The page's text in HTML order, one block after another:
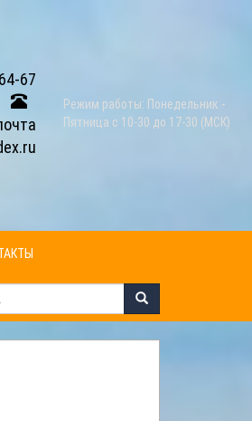
67
Режим работы: Понедельник -
Пятница с 10-30 до 17-30 (МСК)